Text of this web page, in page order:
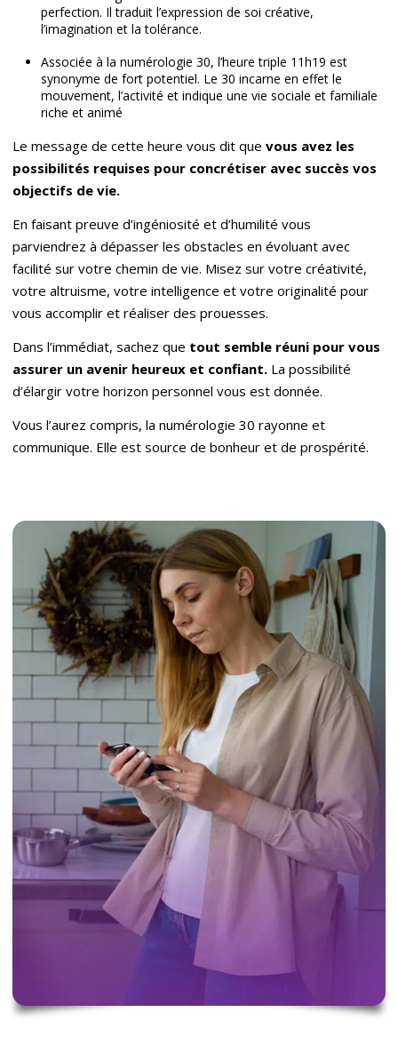
perfection. Il traduit l’expression de soi créative,
l’imagination et la tolérance.
Associée à la numérologie 30, l’heure triple 11h19 est
synonyme de fort potentiel. Le 30 incarne en effet le
mouvement, l’activité et indique une vie sociale et familiale
riche et animé
Le message de cette heure vous dit que vous avez les
possibilités requises pour concrétiser avec succès vos
objectifs de vie.
En faisant preuve d’ingéniosité et d’humilité vous
parviendrez à dépasser les obstacles en évoluant avec
facilité sur votre chemin de vie. Misez sur votre créativité,
votre altruisme, votre intelligence et votre originalité pour
vous accomplir et réaliser des prouesses.
Dans l’immédiat, sachez que tout semble réuni pour vous
assurer un avenir heureux et confiant. La possibilité
d’élargir votre horizon personnel vous est donnée.
Vous l’aurez compris, la numérologie 30 rayonne et
communique. Elle est source de bonheur et de prospérité.